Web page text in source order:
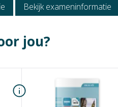
Medewerker
Commercieel
Medewerker
Medewerker
Bekijk exameninformatie
jou?